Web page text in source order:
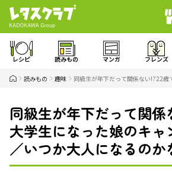
レシピ 読みもの マンガ フレンズ
読みもの 趣味 同級生が年下だって関係ない!?22
同級生が年下だって関係
大学生になった娘のキャ
／いつか大人になるのか